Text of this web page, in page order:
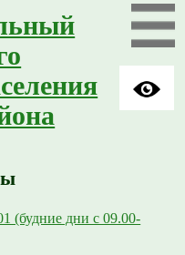
(будние дни с 09.00-